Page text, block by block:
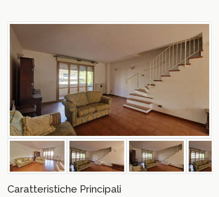
Caratteristiche Principali